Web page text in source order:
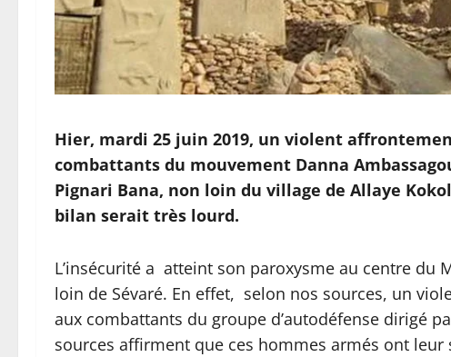
Hier, mardi 25 juin 2019, un violent
combattants du mouvement Danna
Pignari Bana, non loin du village de Allaye
bilan serait très lourd.
L’insécurité a atteint son paroxysme au centre du
loin de Sévaré. En effet, selon nos sources, un
aux combattants du groupe d’autodéfense dirigé
sources affirment que ces hommes armés ont